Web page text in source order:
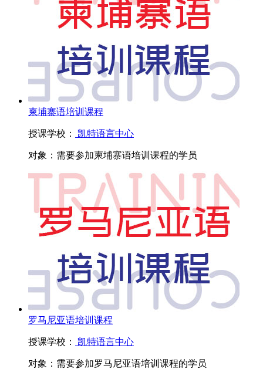
柬埔寨语培训课程
授课学校： 凯特语言中心
对象： 需要参加柬埔寨语培训课程的学员
罗马尼亚语培训课程
授课学校： 凯特语言中心
对象： 需要参加罗马尼亚语培训课程的学员